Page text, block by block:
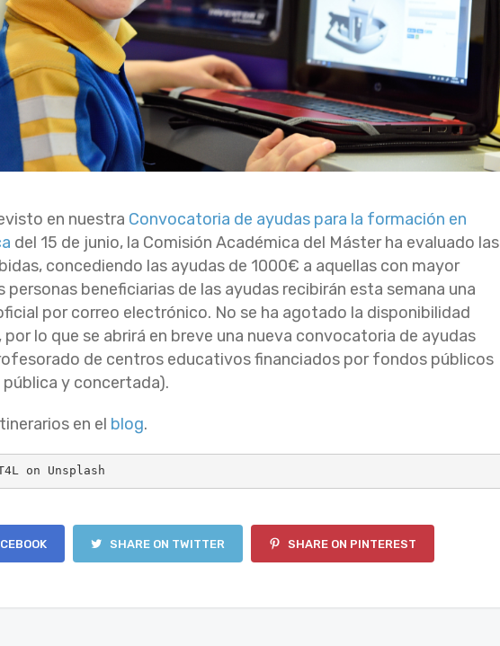
en nuestra Convocatoria de ayudas para la formación en
del 15 de junio, la Comisión Académica del Máster ha evaluado las
concediendo las ayudas de 1000€ a aquellas con mayor
personas beneficiarias de las ayudas recibirán esta semana una
por correo electrónico. No se ha agotado la disponibilidad
lo que se abrirá en breve una nueva convocatoria de ayudas
de centros educativos financiados por fondos públicos
pública y concertada).
en el blog.
on Unsplash
SHARE ON TWITTER SHARE ON PINTEREST